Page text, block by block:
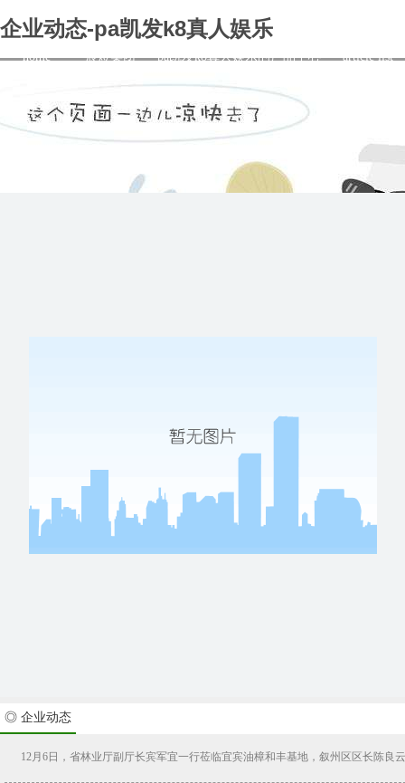
企业动态-pa凯发k8真人娱乐
home 宸煜集团 pa凯发k8真人娱乐的产品中心 article list
◎ 企业动态
12月6日，省林业厅副厅长宾军宜一行莅临宜宾油樟和丰基地，叙州区区长陈良